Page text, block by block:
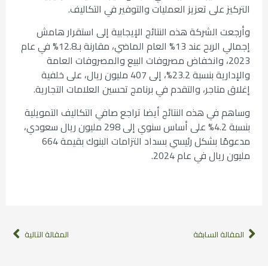
التركيز على تعزيز العمليات والتوفير في التكاليف.
وأرجعت الشركة هذه النتائج الإيجابية إلى استقرار هامش
إجمالي الربح عند 13% العام الماضي، مقارنة بـ12.8% في عام
2023، وانخفاض مصروفات البيع والمصروفات العامة
والإدارية بنسبة 23.2%، إلى 407 مليون ريال، على خلفية
إغلاق متاجر، والتقدم في برنامج تحسين العلامات التجارية.
وساهم في هذه النتائج أيضا تراجع صافي التكاليف التمويلية
بنسبة 4.2% على أساس سنوي إلى 298 مليون ريال سعودي،
مدعومًا بشكل رئيسي بسداد التزامات البنوك بقيمة 664
مليون ريال في عام 2024.
المقالة السابقة المقالة التالية